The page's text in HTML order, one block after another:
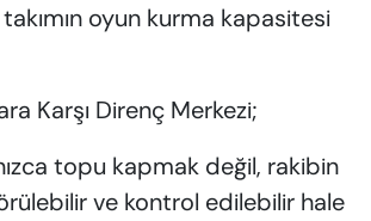
takımın oyun kurma kapasitesi
Karşı Direnç Merkezi;
topu kapmak değil, rakibin
ve kontrol edilebilir hale